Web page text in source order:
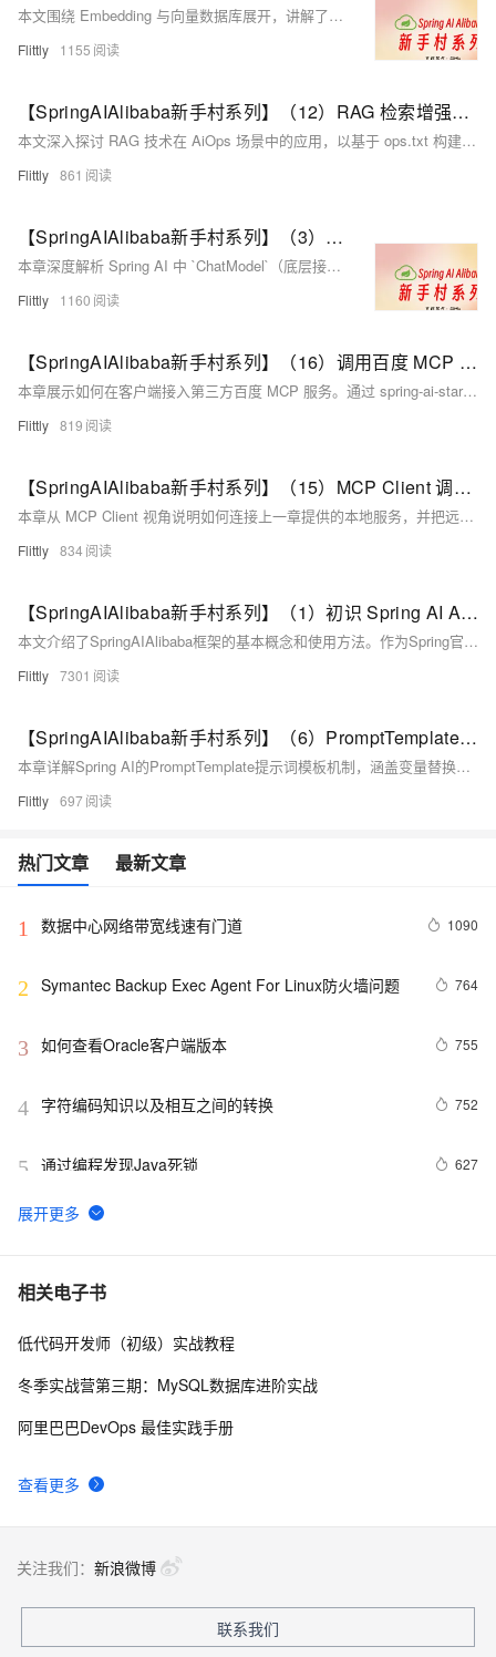
本文围绕 Embedding 与向量数据库展开，讲解了文本向量化、相似度检索和 VectorStore 的基本用法，并结合 SimpleVectorStore 示例说明了 Spring 中自动装配与手动注册 Bean 的区别，为后续学习 RAG 打下基础。
Flittly 1155
【SpringAIAlibaba新手村系列】（12）RAG 检索增强生成技术
本文深入探讨 RAG 技术在 AiOps 场景中的应用，以基于 ops.txt 构建运维知识库为例，讲解了如何通过将文本切分、向量化并存入向量数据库，实现 AI 故障查询。内容涵盖 EmbeddingModel、VectorStore 的基本概念，以及利用 Redis 的 SETNX 机制防止知识库重复导入的工程实践。核心在于让 AI 结合外部知识库，更准确地回答运维问题。
Flittly 861
【SpringAIAlibaba新手村系列】（3）ChatModel 与 ChatClient 的深度对比
本章深度解析 Spring AI 中 `ChatModel`（底层接口）与 `ChatClient`（高级封装）的本质区别：前者如“手动挡”，精准控制但需写大量样板代码；后者似“智能点餐机”，链式调用、支持系统提示、模板、工具调用等，开发高效。初学者推荐优先使用 `ChatClient`。
Flittly 1160
【SpringAIAlibaba新手村系列】（16）调用百度 MCP 服务
本章展示如何在客户端接入第三方百度 MCP 服务。通过 spring-ai-starter-mcp-client、application.yml 与 mcp-server.json5 完成 stdio 方式连接，自动发现并注册远端工具到 ChatClient，实现天气、IP 归属地、路线规划等能力调用。
Flittly 819
【SpringAIAlibaba新手村系列】（15）MCP Client 调用本地服务
本章从 MCP Client 视角说明如何连接上一章提供的本地服务，并把远端工具接入 ChatClient。重点讲解 Streamable-HTTP 配置、ToolCallbackProvider 的注入方式，以及模型如何通过 JSON-RPC 消息完成工具调用与结果回传。
Flittly 834
【SpringAIAlibaba新手村系列】（1）初识 Spring AI Alibaba 框架
本文介绍了SpringAIAlibaba框架的基本概念和使用方法。作为Spring官方AI框架的阿里云实现版本，它简化了Java开发者调用AI模型的过程。文章详细讲解了核心概念如ChatModel、ChatClient，以及阿里云百炼平台的功能。通过HelloWorld项目示例，展示了如何配置APIKey、编写控制层代码，实现普通调用和流式输出两种AI交互方式。重点阐述了SpringAI与SpringAIAlibaba的关系，以及自动配置机制的工作原理，帮助开发者快速上手这一框架。
Flittly 7301
【SpringAIAlibaba新手村系列】（6）PromptTemplate 提示词模板与变量替换
本章详解Spring AI的PromptTemplate提示词模板机制，涵盖变量替换、系统消息模板（SystemPromptTemplate）、外部文件加载等核心功能，助力实现提示词参数化、复用与动态组装，提升RAG、Agent及结构化输出场景下的开发效率与可维护性。
Flittly 697
热门文章 最新文章
1 数据中心网络带宽线速有门道 1090
2 Symantec Backup Exec Agent For Linux防火墙问题 764
3 如何查看Oracle客户端版本 755
4 字符编码知识以及相互之间的转换 752
5 通过编程发现Java死锁 627
6
阿里云百炼 API 调用教程：准备 API-Key、配置环境变
7 阿里云百炼平台详解：官网入口链接、免费AI大模型领
8 0 代码也能一键上线应用！阿里云 Meoo 秒悟，一句话
整代码）
主要模型与能力介绍
相关电子书
查看更多
低代码开发师（初级）实战教程
冬季实战营第三期：MySQL数据库进阶实战
阿里巴巴DevOps 最佳实践手册
关注我们： 新浪微博
联系我们